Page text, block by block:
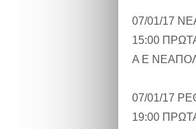
07/01/17
15:00
Α Ε
07/01/17
19:00